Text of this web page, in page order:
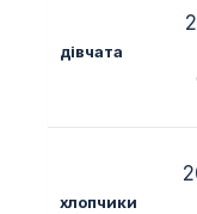
дівчата
хлопчики